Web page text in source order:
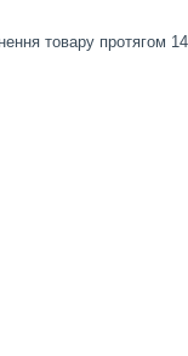
товару протягом 14